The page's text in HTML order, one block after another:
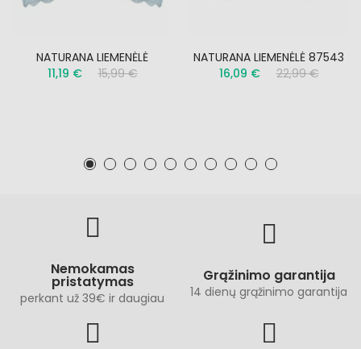
NATURANA LIEMENĖLĖ
11,19 €
15,99 €
NATURANA LIEMENĖLĖ 87543
16,09 €
22,99 €
Nemokamas
pristatymas
perkant už 39€ ir daugiau
Grąžinimo garantija
14 dienų grąžinimo garantija